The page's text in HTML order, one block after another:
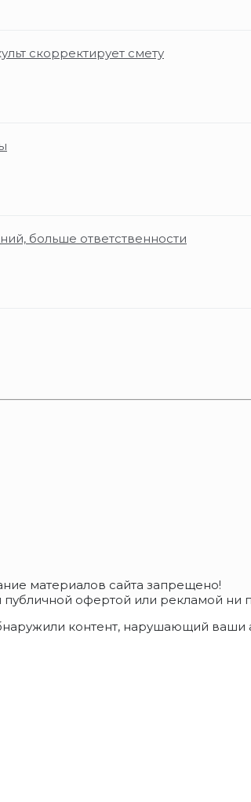
скорректирует смету
больше ответственности
материалов сайта запрещено!
офертой или рекламой ни
контент, нарушающий ваши